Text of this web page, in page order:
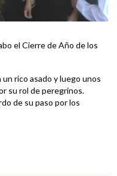
el Cierre de Año de los
rico asado y luego unos
su rol de peregrinos.
de su paso por los